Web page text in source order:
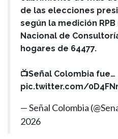
de las elecciones
según la medición
Nacional de
hogares de 64477.
📺Señal Colombia fue…
pic.twitter.com/
— Señal Colombia
2026